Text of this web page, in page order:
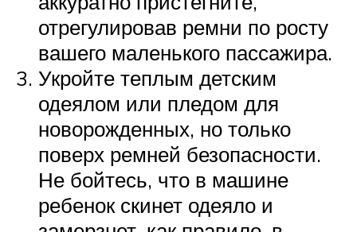
отрегулировав ремни по росту
вашего маленького пассажира.
Укройте теплым детским
одеялом или пледом для
новорожденных, но только
поверх ремней безопасности.
Не бойтесь, что в машине
ребенок скинет одеяло и